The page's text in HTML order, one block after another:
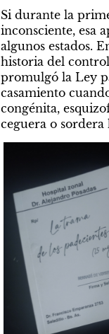
Si durante la
inconsciente, esa
algunos estados.
historia del
promulgó la Ley
casamiento
congénita,
ceguera o sordera